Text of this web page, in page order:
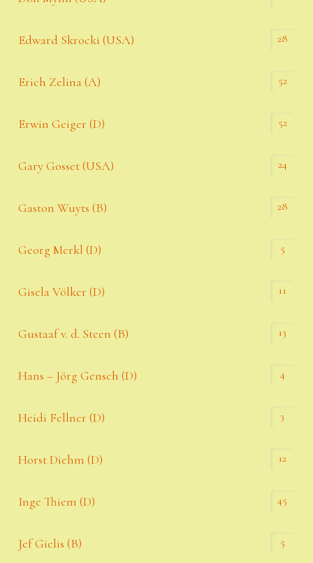
Edward Skrocki (USA) 28
Erich Zelina (A) 52
Erwin Geiger (D) 52
Gary Gosset (USA) 24
Gaston Wuyts (B) 28
Georg Merkl (D) 5
Gisela Völker (D) 11
Gustaaf v. d. Steen (B) 13
Hans – Jörg Gensch (D) 4
Heidi Fellner (D) 3
Horst Diehm (D) 12
Inge Thiem (D) 45
Jef Gielis (B) 5